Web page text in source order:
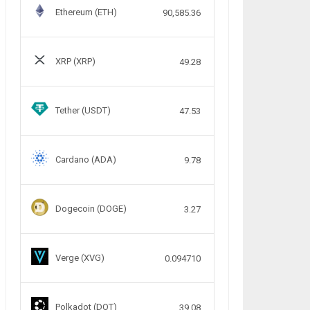
Ethereum (ETH) 90,585.36
XRP (XRP) 49.28
Tether (USDT) 47.53
Cardano (ADA) 9.78
Dogecoin (DOGE) 3.27
Verge (XVG) 0.094710
Polkadot (DOT) 39.08